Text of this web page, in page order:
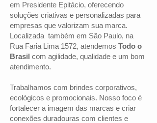
em Presidente Epitácio, oferecendo
soluções criativas e personalizadas para
empresas que valorizam sua marca.
Localizada também em São Paulo, na
Rua Faria Lima 1572, atendemos Todo o
Brasil com agilidade, qualidade e um bom
atendimento.
Trabalhamos com brindes corporativos,
ecológicos e promocionais. Nosso foco é
fortalecer a imagem das marcas e criar
conexões duradouras com clientes e